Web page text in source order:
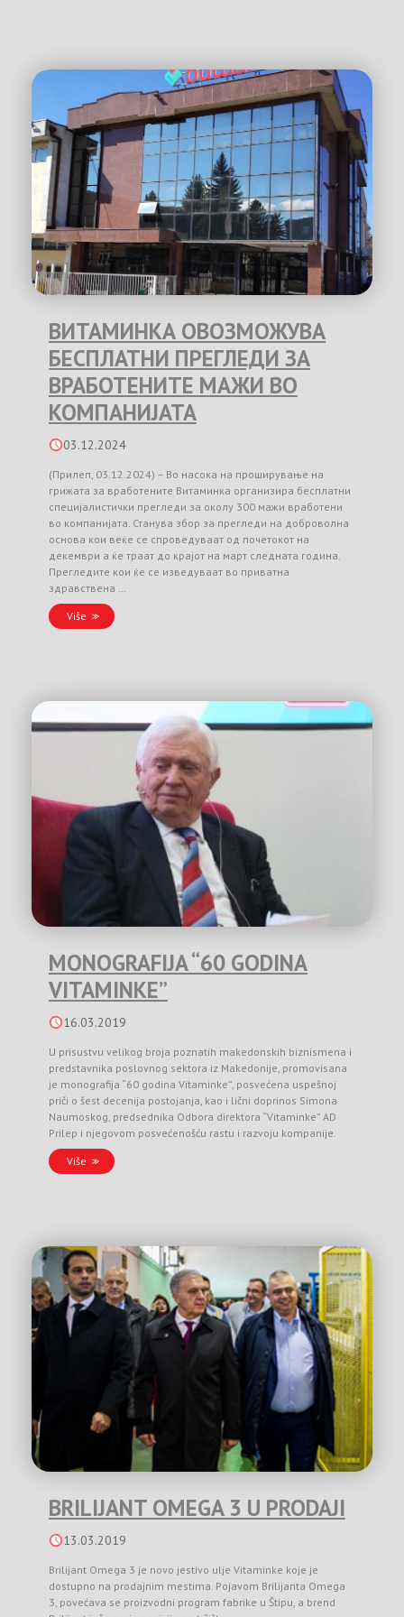
ВИТАМИНКА ОВОЗМОЖУВА
БЕСПЛАТНИ ПРЕГЛЕДИ ЗА
ВРАБОТЕНИТЕ МАЖИ ВО
КОМПАНИЈАТА
03.12.2024
(Прилеп, 03.12.2024) – Во насока на проширување на
грижата за вработените Витаминка организира бесплатни
специјалистички прегледи за околу 300 мажи вработени
во компанијата. Станува збор за прегледи на доброволна
основа кои веќе се спроведуваат од почетокот на
декември а ќе траат до крајот на март следната година.
Прегледите кои ќе се изведуваат во приватна
здравствена …
Više
MONOGRAFIJA “60 GODINA
VITAMINKE”
16.03.2019
U prisustvu velikog broja poznatih makedonskih biznismena i
predstavnika poslovnog sektora iz Makedonije, promovisana
je monografija “60 godina Vitaminke”, posvećena uspešnoj
priči o šest decenija postojanja, kao i lični doprinos Simona
Naumoskog, predsednika Odbora direktora “Vitaminke” AD
Prilep i njegovom posvećenošću rastu i razvoju kompanije.
Više
BRILIJANT OMEGA 3 U PRODAJI
13.03.2019
Brilijant Omega 3 je novo jestivo ulje Vitaminke koje je
dostupno na prodajnim mestima. Pojavom Brilijanta Omega
3, povećava se proizvodni program fabrike u Štipu, a brend